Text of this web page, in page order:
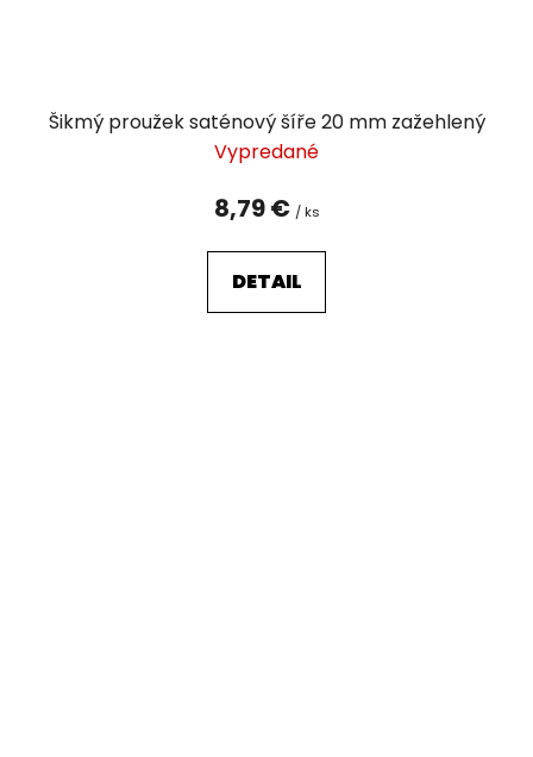
Šikmý proužek saténový šíře 20 mm zažehlený
Vypredané
8,79 € / ks
DETAIL